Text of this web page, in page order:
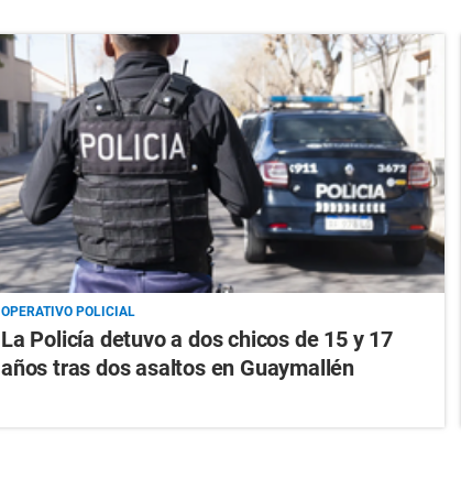
OPERATIVO POLICIAL
La Policía detuvo a dos chicos de 15 y 17
años tras dos asaltos en Guaymallén